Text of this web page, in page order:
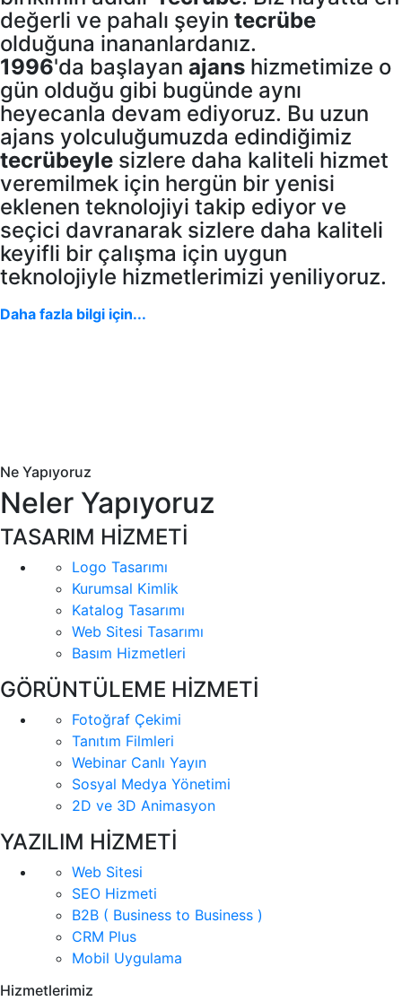
değerli ve pahalı şeyin tecrübe
olduğuna inananlardanız.
1996'da başlayan ajans hizmetimize o
gün olduğu gibi bugünde aynı
heyecanla devam ediyoruz. Bu uzun
ajans yolculuğumuzda edindiğimiz
tecrübeyle sizlere daha kaliteli hizmet
veremilmek için hergün bir yenisi
eklenen teknolojiyi takip ediyor ve
seçici davranarak sizlere daha kaliteli
keyifli bir çalışma için uygun
teknolojiyle hizmetlerimizi yeniliyoruz.
Daha fazla bilgi için...
Ne Yapıyoruz
Neler Yapıyoruz
TASARIM HİZMETİ
Logo Tasarımı
Kurumsal Kimlik
Katalog Tasarımı
Web Sitesi Tasarımı
Basım Hizmetleri
GÖRÜNTÜLEME HİZMETİ
Fotoğraf Çekimi
Tanıtım Filmleri
Webinar Canlı Yayın
Sosyal Medya Yönetimi
2D ve 3D Animasyon
YAZILIM HİZMETİ
Web Sitesi
SEO Hizmeti
B2B ( Business to Business )
CRM Plus
Mobil Uygulama
Hizmetlerimiz